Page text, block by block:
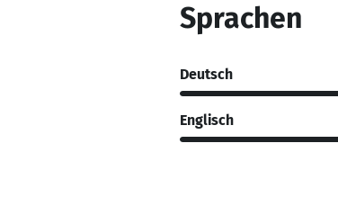
Sprachen
Deutsch
Englisch